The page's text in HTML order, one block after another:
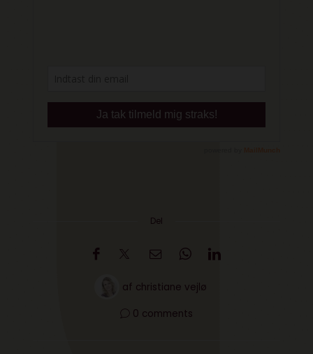
Del
af christiane vejlø
0 comments